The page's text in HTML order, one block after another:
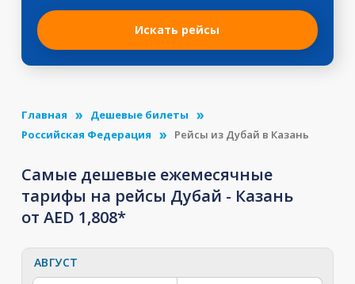
Искать рейсы
Главная
Дешевые билеты
Российская Федерация
Рейсы из Дубай в Казань
Самые дешевые ежемесячные
тарифы на рейсы Дубай - Казань
от AED 1,808*
АВГУСТ